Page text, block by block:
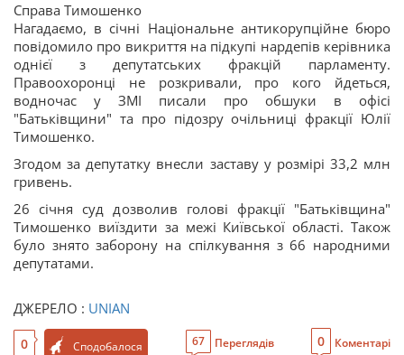
Справа Тимошенко
Нагадаємо, в січні Національне антикорупційне бюро
повідомило про викриття на підкупі нардепів керівника
однієї з депутатських фракцій парламенту.
Правоохоронці не розкривали, про кого йдеться,
водночас у ЗМІ писали про обшуки в офісі
"Батьківщини" та про підозру очільниці фракції Юлії
Тимошенко.
Згодом за депутатку внесли заставу у розмірі 33,2 млн
гривень.
26 січня суд дозволив голові фракції "Батьківщина"
Тимошенко виїздити за межі Київської області. Також
було знято заборону на спілкування з 66 народними
депутатами.
ДЖЕРЕЛО : UNIAN
0 Сподобалося 67 Переглядів 0 Коментарі